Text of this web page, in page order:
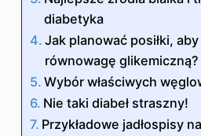
diabetyka
Jak planować posiłki,
równowagę glikemiczną?
Wybór właściwych
Nie taki diabeł straszny!
Przykładowe jadłospisy